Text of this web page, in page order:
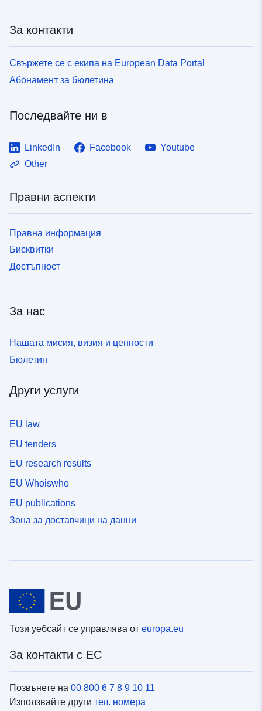
За контакти
Свържете се с екипа на European Data Portal
Абонамент за бюлетина
Последвайте ни в
LinkedIn Facebook
Youtube
Other
Правни аспекти
Правна информация
Бисквитки
Достъпност
За нас
Нашата мисия, визия и ценности
Бюлетин
Други услуги
EU law
EU tenders
EU research results
EU Whoiswho
EU publications
Зона за доставчици на данни
Този уебсайт се управлява от europa.eu
За контакти с ЕС
Позвънете на 00 800 6 7 8 9 10 11
Използвайте други тел. номера